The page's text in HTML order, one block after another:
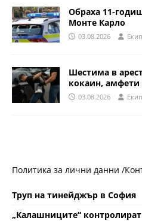
Обраха 11-
Монте Карло
03.08.2026
Шестима в
кокаин, амфети
03.08.2026
Политика за лични данни /
Труп на тинейджър в София
„Калашниците“